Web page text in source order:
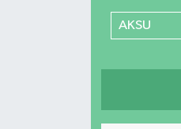
AKSU